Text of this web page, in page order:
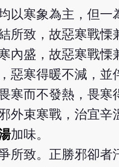
以寒象為主，但一
所致，故惡寒戰慄
內盛，故惡寒戰慄
惡寒得暖不減，並
而不發熱，畏寒
外束寒戰，治宜辛
加味。
所致。正勝邪卻者